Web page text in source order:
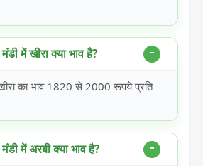
में खीरा क्या भाव है?
का भाव 1820 से 2000 रूपये प्रति
में अरबी क्या भाव है?